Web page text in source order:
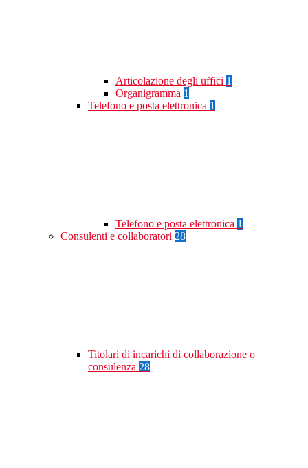
Articolazione degli uffici 1
Organigramma 1
Telefono e posta elettronica 1
Telefono e posta elettronica 1
Consulenti e collaboratori 28
Titolari di incarichi di collaborazione o
consulenza 28